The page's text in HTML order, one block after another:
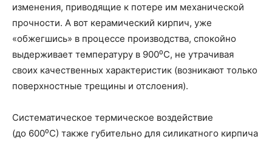
изменения, приводящие к потере им механической
прочности. А вот керамический кирпич, уже
«обжегшись» в процессе производства, спокойно
выдерживает температуру в 900⁰С, не утрачивая
своих качественных характеристик (возникают только
поверхностные трещины и отслоения).
Систематическое термическое воздействие
(до 600⁰С) также губительно для силикатного кирпича